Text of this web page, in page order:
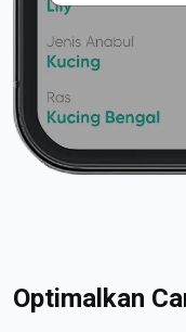
Optimalkan